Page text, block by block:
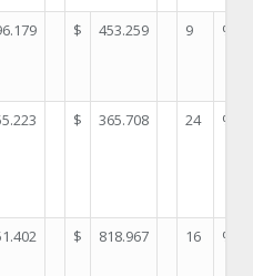
$ 453.259 9 %
$ 365.708 24 %
$ 818.967 16 %